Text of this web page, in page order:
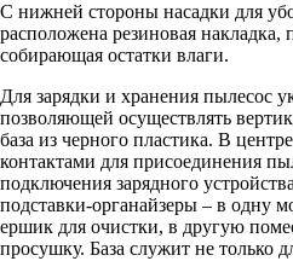
С нижней стороны насадки для
расположена резиновая
собирающая остатки влаги.
Для зарядки и хранения пылесос
позволяющей осуществлять
база из черного пластика. В
контактами для присоединения
подключения зарядного
подставки-органайзеры – в одну
ершик для очистки, в другую
просушку. База служит не только